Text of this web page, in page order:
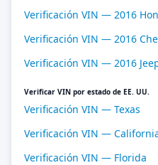
Verificación VIN — 2016
Verificación VIN — 2016
Verificación VIN — 2016
Verificar VIN por estado de EE. UU.
Verificación VIN — Texas
Verificación VIN —
Verificación VIN — Florida